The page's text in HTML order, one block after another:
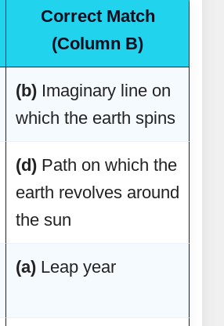
Correct Match
(Column B)
(b) Imaginary line on
which the earth spins
(d) Path on which the
earth revolves around
the sun
(a) Leap year